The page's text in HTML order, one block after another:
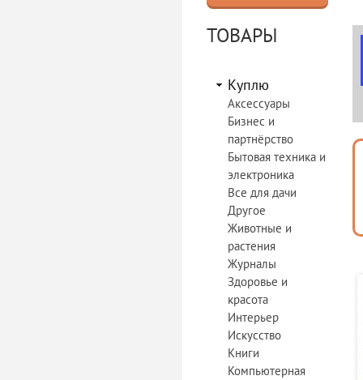
ТОВАРЫ
Куплю
Аксессуары
Бизнес и
партнёрство
Бытовая техника и
электроника
Все для дачи
Другое
Животные и
растения
Журналы
Здоровье и
красота
Интерьер
Искусство
Книги
Компьютерная